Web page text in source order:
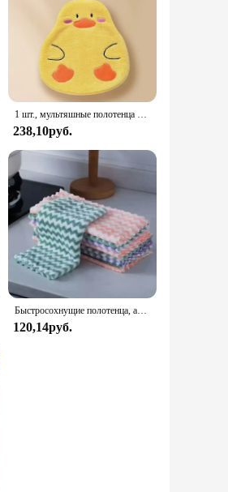
1 шт., мультяшные полотенца для рук, впитывающие мягкие детские милые полотенца из микрофибры, носовой платок, кухонная тряпка для ванной комнаты, для дома
238,10руб.
Быстросохнущие полотенца, аксессуары для ванной комнаты, полотенца из микрофибры, суперпрочный коврик для стирки, салфетка для мытья, поглощающая воду, домашняя ванная комната
120,14руб.